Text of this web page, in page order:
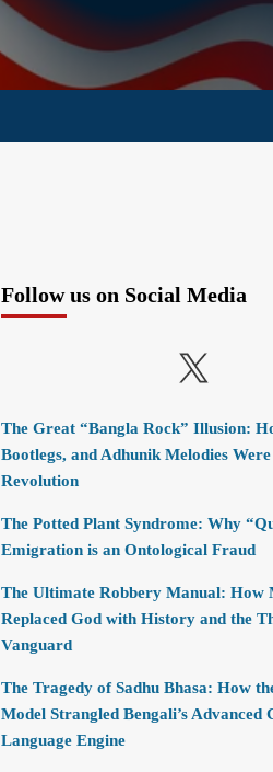
Follow us on Social Media
X
The Great “Bangla Rock” Illusion:
Bootlegs, and Adhunik Melodies
Revolution
The Potted Plant Syndrome: Why
Emigration is an Ontological Fraud
The Ultimate Robbery Manual: How
Replaced God with History and the
Vanguard
The Tragedy of Sadhu Bhasa: How
Model Strangled Bengali’s Advanced
Language Engine